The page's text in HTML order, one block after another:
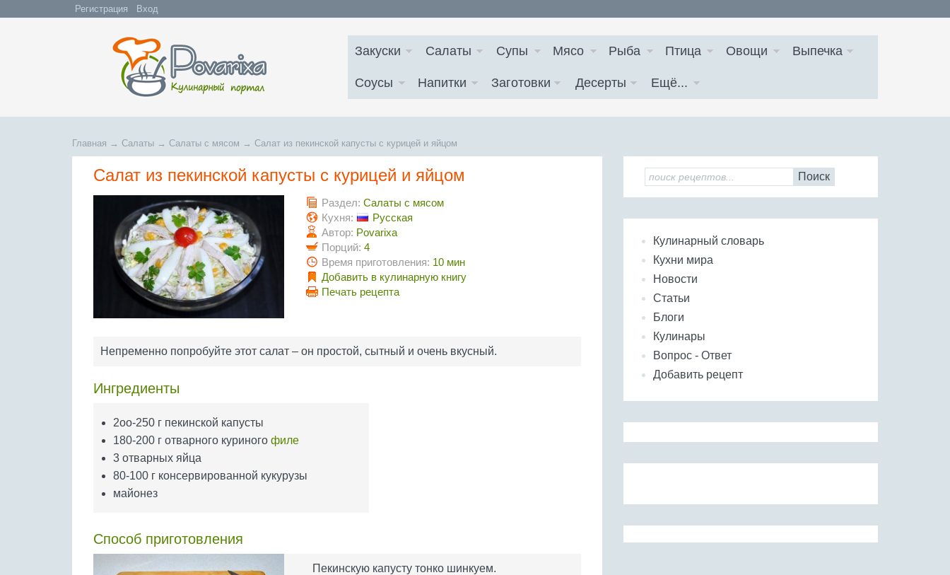
Регистрация Вход
Закуски Салаты Супы Мясо Рыба Птица Овощи Выпечка
Соусы Напитки Заготовки Десерты Ещё...
Главная → Салаты → Салаты с мясом → Салат из пекинской капусты с курицей и яйцом
Салат из пекинской капусты с курицей и яйцом
Раздел: Салаты с мясом
Кухня:
Русская
Автор: Povarixa
Порций: 4
Время приготовления: 10 мин
Добавить в кулинарную книгу
Печать рецепта
Непременно попробуйте этот салат – он простой, сытный и очень вкусный.
Ингредиенты
2oo-250 г пекинской капусты
180-200 г отварного куриного филе
3 отварных яйца
80-100 г консервированной кукурузы
майонез
Способ приготовления
Пекинскую капусту тонко шинкуем.
Поиск
Кулинарный словарь
Кухни мира
Новости
Статьи
Блоги
Кулинары
Вопрос - Ответ
Добавить рецепт